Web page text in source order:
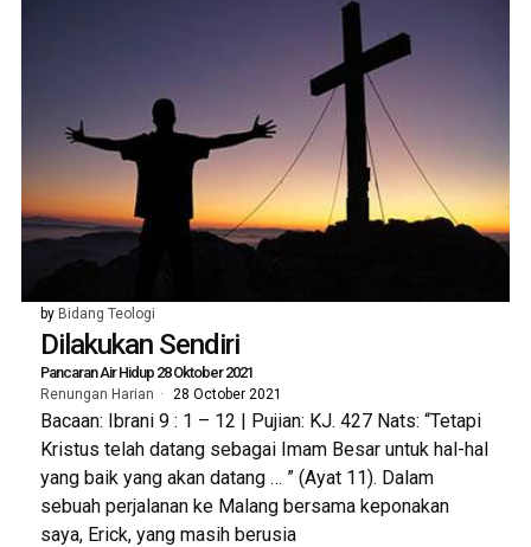
by Bidang Teologi
Dilakukan Sendiri
Pancaran Air Hidup 28 Oktober 2021
Renungan Harian 28 October 2021
Bacaan: Ibrani 9 : 1 – 12 | Pujian: KJ. 427 Nats: “Tetapi
Kristus telah datang sebagai Imam Besar untuk hal-hal
yang baik yang akan datang … ” (Ayat 11). Dalam
sebuah perjalanan ke Malang bersama keponakan
saya, Erick, yang masih berusia